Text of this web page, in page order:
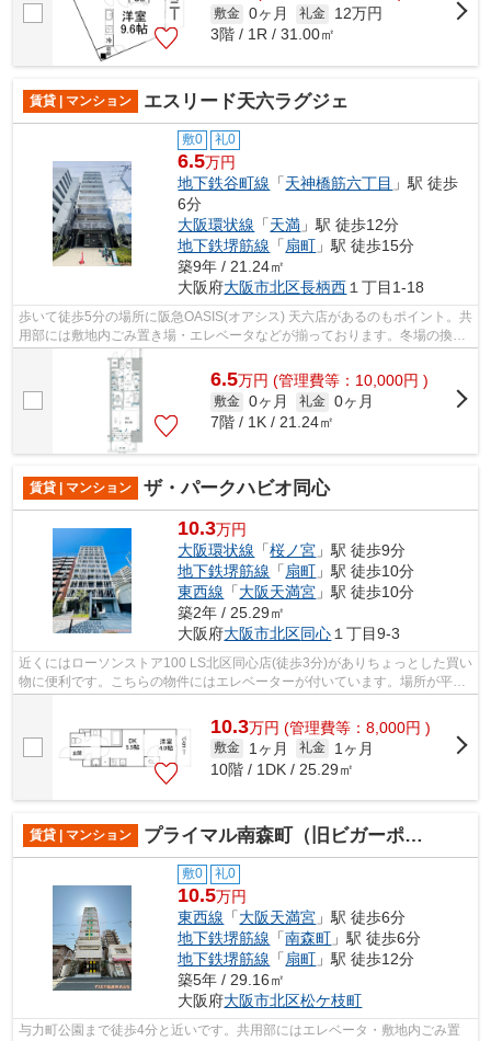
敷金 0ヶ月 礼金
12万円
3階 / 1R / 31.00㎡
賃貸 | マンション エスリード天六ラグジェ
敷0 礼0
6.5万円
地下鉄谷町線 「天神橋筋六丁目 」駅 徒歩
6分
大阪環状線 「天満 」駅 徒歩12分
地下鉄堺筋線 「扇町 」駅 徒歩15分
築9年 / 21.24㎡
大阪府大阪市北区長柄西 １丁目1-18
歩いて徒歩5分の場所に阪急OASIS(オアシス) 天六店があるのもポイント。共
用部には敷地内ごみ置き場・エレベータなどが揃っております。冬場の換気
にも適した、風通しの良い湿気が溜ま...
6.5万円 (管理費等：10,000円 )
敷金 0ヶ月 礼金 0ヶ月
7階 / 1K / 21.24㎡
賃貸 | マンション ザ・パークハビオ同心
10.3万円
大阪環状線 「桜ノ宮 」駅 徒歩9分
地下鉄堺筋線 「扇町 」駅 徒歩10分
東西線 「大阪天満宮 」駅 徒歩10分
築2年 / 25.29㎡
大阪府大阪市北区同心１丁目9-3
近くにはローソンストア100 LS北区同心店(徒歩3分)がありちょっとした買い
物に便利です。こちらの物件にはエレベーターが付いています。場所が平坦
10.3万円 (管理費等：8,000円 )
敷金 1ヶ月 礼金
1ヶ月
10階 / 1DK / 25.29㎡
賃貸 | マンション プライマル南森町（旧ビガーポリス415松ヶ枝町Ⅲ）
敷0 礼0
10.5万円
東西線 「大阪天満宮 」駅 徒歩6分
地下鉄堺筋線 「南森町 」駅 徒歩6分
地下鉄堺筋線 「 扇町 」駅 徒歩12分
築5年 / 29.16㎡
大阪府大阪市北区松ケ枝町
与力町公園まで徒歩4分と近いです。共用部にはエレベータ・敷地内ごみ置